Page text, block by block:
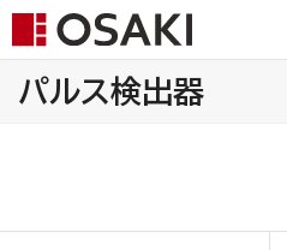
パルス検出器